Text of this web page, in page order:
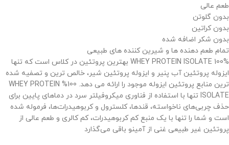
طعم عالی
بدون گلوتن
بدون کراتین
بدون شکر اضافه شده
تمام طعم دهنده ها و شیرین کننده های طبیعی
100% WHEY PROTEIN ISOLATE بهترین پروتئین در کلاس است که تنها
ایزوله پروتئین آب پنیر و ایزوله پروتئین شیر، خالص ترین و تصفیه شده
ترین منابع پروتئین ایزوله موجود را ارائه می دهد. 100% WHEY PROTEIN
ISOLATE تنها با استفاده از فناوری میکروفیلتر سرد در دماهای پایین برای
حذف چربی‌های ناخواسته، قندها، کلسترول و کربوهیدرات‌ها، فرموله شده
است و شما را تنها با یک منبع کم کربوهیدرات، کم کالری و طعم عالی از
پروتئین غیر طبیعی غنی از آمینو باقی می‌گذارد